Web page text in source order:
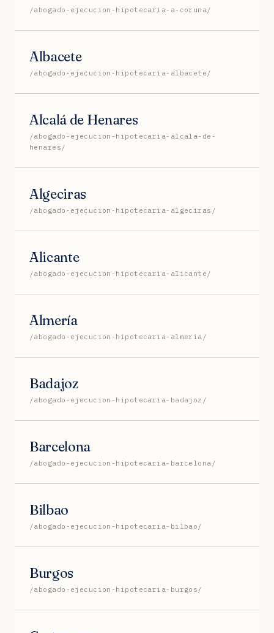
/abogado-ejecucion-hipotecaria-a-coruna/
Albacete
/abogado-ejecucion-hipotecaria-albacete/
Alcalá de Henares
/abogado-ejecucion-hipotecaria-alcala-de-
henares/
Algeciras
/abogado-ejecucion-hipotecaria-algeciras/
Alicante
/abogado-ejecucion-hipotecaria-alicante/
Almería
/abogado-ejecucion-hipotecaria-almeria/
Badajoz
/abogado-ejecucion-hipotecaria-badajoz/
Barcelona
/abogado-ejecucion-hipotecaria-barcelona/
Bilbao
/abogado-ejecucion-hipotecaria-bilbao/
Burgos
/abogado-ejecucion-hipotecaria-burgos/